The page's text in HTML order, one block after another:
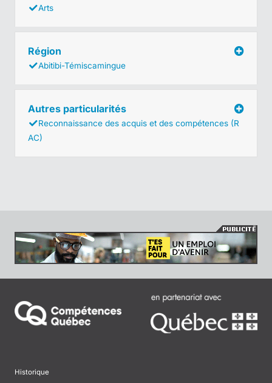
Arts
Région
Abitibi-Témiscamingue
Autres particularités
Reconnaissance des acquis et des compétences (R
AC)
Historique